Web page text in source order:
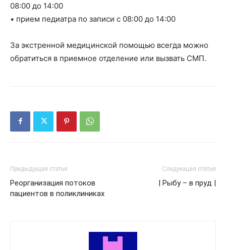
08:00 до 14:00
• прием педиатра по записи с 08:00 до 14:00
За экстренной медицинской помощью всегда можно
обратиться в приемное отделение или вызвать СМП.
Предыдущая статья
Реорганизация потоков
пациентов в поликлиниках
Следующая статья
| Рыбу – в пруд |